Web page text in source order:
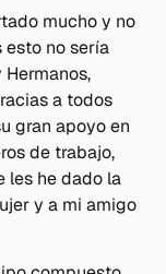
mucho y no
esto no sería
a todos
gran apoyo en
de trabajo,
les he dado la
y a mi amigo